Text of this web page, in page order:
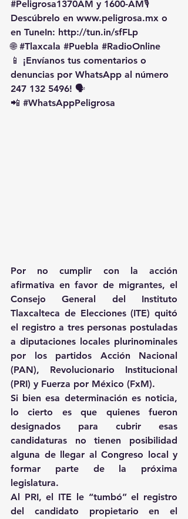
#Peligrosa1370AM y 1600-AM🎙️
Descúbrelo en www.peligrosa.mx o
en TuneIn: http://tun.in/sfFLp
🌐 #Tlaxcala #Puebla #RadioOnline
📱 ¡Envíanos tus comentarios o
denuncias por WhatsApp al número
247 132 5496! 🗣️
📲 #WhatsAppPeligrosa
Por no cumplir con la acción
afirmativa en favor de migrantes, el
Consejo General del Instituto
Tlaxcalteca de Elecciones (ITE) quitó
el registro a tres personas postuladas
a diputaciones locales plurinominales
por los partidos Acción Nacional
(PAN), Revolucionario Institucional
(PRI) y Fuerza por México (FxM).
Si bien esa determinación es noticia,
lo cierto es que quienes fueron
designados para cubrir esas
candidaturas no tienen posibilidad
alguna de llegar al Congreso local y
formar parte de la próxima
legislatura.
Al PRI, el ITE le “tumbó” el registro
del candidato propietario en el